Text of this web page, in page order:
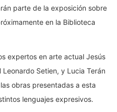
parte de la exposición sobre
en la Biblioteca
expertos en arte actual Jesús
Setien, y Lucia Terán
obras presentadas a esta
lenguajes expresivos.